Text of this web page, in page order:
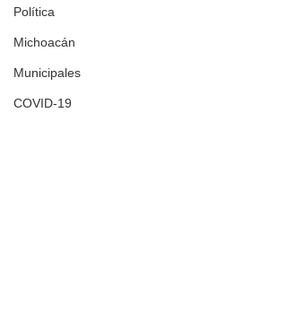
Política
Michoacán
Municipales
COVID-19